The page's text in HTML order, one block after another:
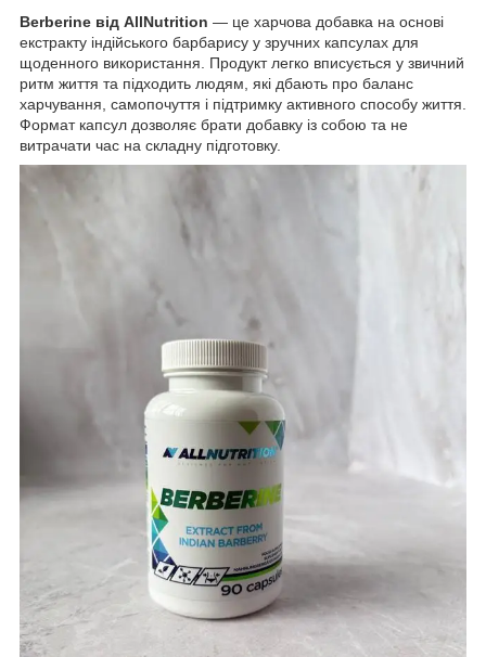
Berberine від AllNutrition — це харчова добавка на основі
екстракту індійського барбарису у зручних капсулах для
щоденного використання. Продукт легко вписується у звичний
ритм життя та підходить людям, які дбають про баланс
харчування, самопочуття і підтримку активного способу життя.
Формат капсул дозволяє брати добавку із собою та не
витрачати час на складну підготовку.